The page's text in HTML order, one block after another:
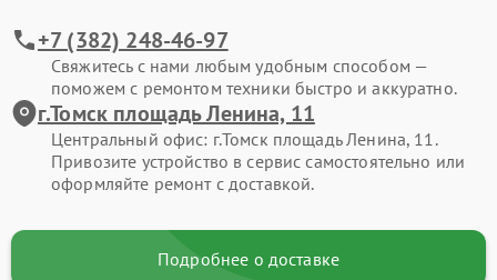
+7 (382) 248-46-97
Свяжитесь с нами любым удобным способом —
поможем с ремонтом техники быстро и аккуратно.
г.Томск площадь Ленина, 11
Центральный офис: г.Томск площадь Ленина, 11.
Привозите устройство в сервис самостоятельно или
оформляйте ремонт с доставкой.
Подробнее о доставке